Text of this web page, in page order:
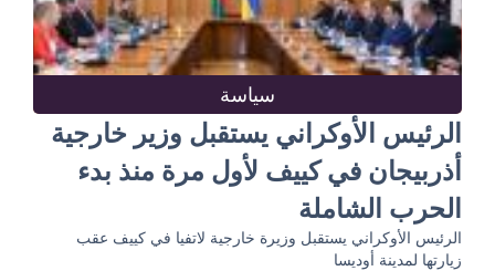
سياسة
الرئيس الأوكراني يستقبل وزير خارجية
أذربيجان في كييف لأول مرة منذ بدء
الحرب الشاملة
الرئيس الأوكراني يستقبل وزيرة خارجية لاتفيا في كييف عقب
زيارتها لمدينة أوديسا